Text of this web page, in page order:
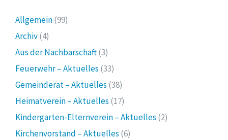
Allgemein(99)
Archiv(4)
Aus der Nachbarschaft(3)
Feuerwehr – Aktuelles (33)
Gemeinderat – Aktuelles (38)
Heimatverein – Aktuelles (17)
Kindergarten-Elternverein – Aktuelles (2)
Kirchenvorstand – Aktuelles (6)